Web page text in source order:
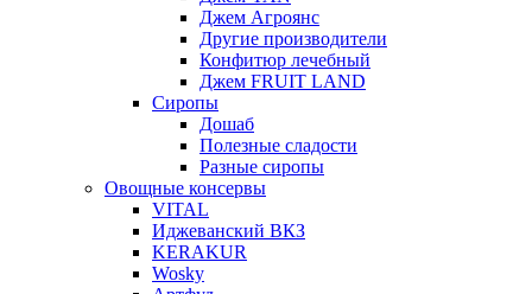
Джем Агроянс
Другие производители
Конфитюр лечебный
Джем FRUIT LAND
Сиропы
Дошаб
Полезные сладости
Разные сиропы
Овощные консервы
VITAL
Иджеванский ВКЗ
KERAKUR
Wosky